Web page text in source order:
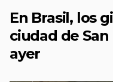
En Brasil, los
ciudad de
ayer